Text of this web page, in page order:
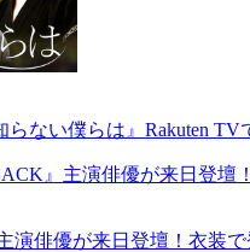
ない僕らは』Rakuten TV
演俳優が来日登壇！衣装